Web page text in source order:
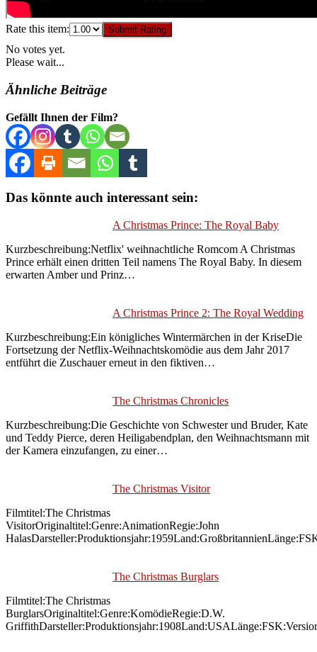
Rate this item: Submit Rating
No votes yet.
Please wait...
Ähnliche Beiträge
Gefällt Ihnen der Film?
Das könnte auch interessant sein:
A Christmas Prince: The Royal Baby
Kurzbeschreibung:Netflix' weihnachtliche Romcom A Christmas
Prince erhält einen dritten Teil namens The Royal Baby. In diesem
erwarten Amber und Prinz…
A Christmas Prince 2: The Royal Wedding
Kurzbeschreibung:Ein königliches Wintermärchen in der KriseDie
Fortsetzung der Netflix-Weihnachtskomödie aus dem Jahr 2017
entführt die Zuschauer erneut in den fiktiven…
The Christmas Chronicles
Kurzbeschreibung:Die Geschichte von Schwester und Bruder, Kate
und Teddy Pierce, deren Heiligabendplan, den Weihnachtsmann mit
der Kamera einzufangen, zu einer…
The Christmas Visitor
Filmtitel:The Christmas
VisitorOriginaltitel:Genre:AnimationRegie:John
The Christmas Burglars
Filmtitel:The Christmas
BurglarsOriginaltitel:Genre:KomödieRegie:D.W.